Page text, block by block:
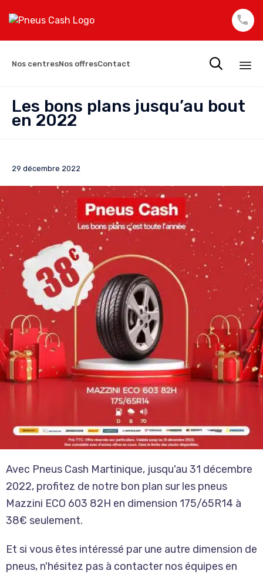
Nos centresNos offresContact 
Les bons plans jusqu’au bout
en 2022
29 décembre 2022
Avec Pneus Cash Martinique, jusqu'au 31 décembre
2022, profitez de notre bon plan sur les pneus
Mazzini ECO 603 82H en dimension 175/65R14 à
38€ seulement.
Et si vous êtes intéressé par une autre dimension de
pneus, n'hésitez pas à contacter nos équipes en